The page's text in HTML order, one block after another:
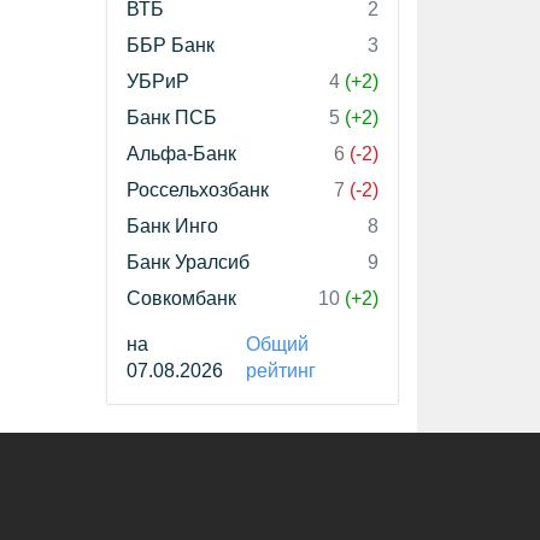
ВТБ
2
ББР Банк
3
УБРиР
4 (+2)
Банк ПСБ
5 (+2)
Альфа-Банк
6 (-2)
Россельхозбанк
7 (-2)
Банк Инго
8
Банк Уралсиб
9
Совкомбанк
10 (+2)
на
07.08.2026
Общий
рейтинг